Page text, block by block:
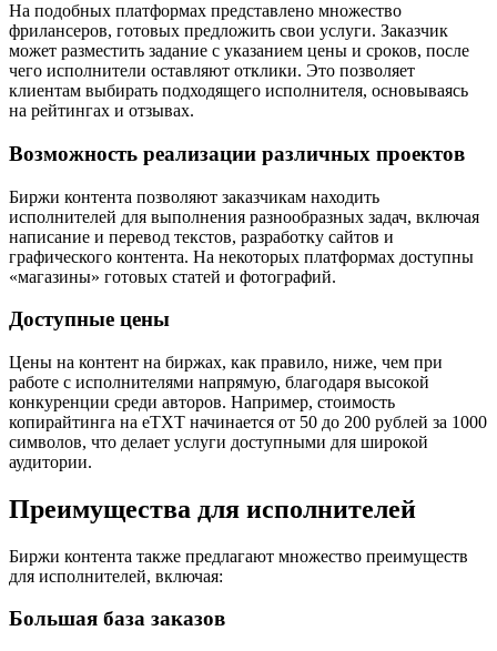
На подобных платформах представлено множество
фрилансеров, готовых предложить свои услуги. Заказчик
может разместить задание с указанием цены и сроков, после
чего исполнители оставляют отклики. Это позволяет
клиентам выбирать подходящего исполнителя, основываясь
на рейтингах и отзывах.
Возможность реализации различных проектов
Биржи контента позволяют заказчикам находить
исполнителей для выполнения разнообразных задач, включая
написание и перевод текстов, разработку сайтов и
графического контента. На некоторых платформах доступны
«магазины» готовых статей и фотографий.
Доступные цены
Цены на контент на биржах, как правило, ниже, чем при
работе с исполнителями напрямую, благодаря высокой
конкуренции среди авторов. Например, стоимость
копирайтинга на eTXT начинается от 50 до 200 рублей за 1000
символов, что делает услуги доступными для широкой
аудитории.
Преимущества для исполнителей
Биржи контента также предлагают множество преимуществ
для исполнителей, включая:
Большая база заказов